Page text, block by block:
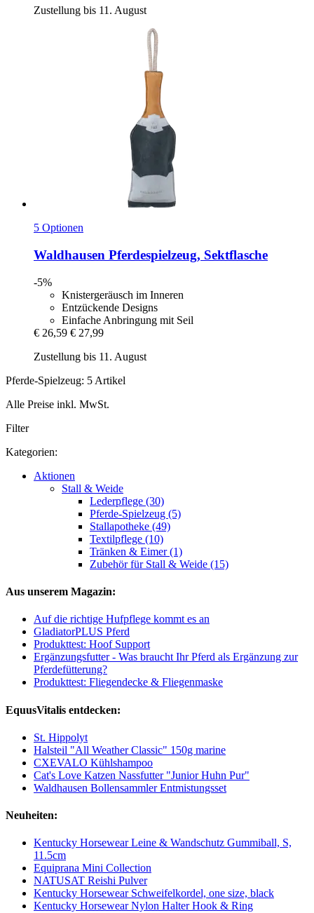
Zustellung bis 11. August
5 Optionen
Waldhausen Pferdespielzeug, Sektflasche
-5%
Knistergeräusch im Inneren
Entzückende Designs
Einfache Anbringung mit Seil
€ 26,59 € 27,99
Zustellung bis 11. August
Pferde-Spielzeug: 5 Artikel
Alle Preise inkl. MwSt.
Filter
Kategorien:
Aktionen
Stall & Weide
Lederpflege (30)
Pferde-Spielzeug (5)
Stallapotheke (49)
Textilpflege (10)
Tränken & Eimer (1)
Zubehör für Stall & Weide (15)
Aus unserem Magazin:
Auf die richtige Hufpflege kommt es an
GladiatorPLUS Pferd
Produkttest: Hoof Support
Ergänzungsfutter - Was braucht Ihr Pferd als Ergänzung zur
Pferdefütterung?
Produkttest: Fliegendecke & Fliegenmaske
EquusVitalis entdecken:
St. Hippolyt
Halsteil "All Weather Classic" 150g marine
CXEVALO Kühlshampoo
Cat's Love Katzen Nassfutter "Junior Huhn Pur"
Waldhausen Bollensammler Entmistungsset
Neuheiten:
Kentucky Horsewear Leine & Wandschutz Gummiball, S,
11.5cm
Equiprana Mini Collection
NATUSAT Reishi Pulver
Kentucky Horsewear Schweifelkordel, one size, black
Kentucky Horsewear Nylon Halter Hook & Ring